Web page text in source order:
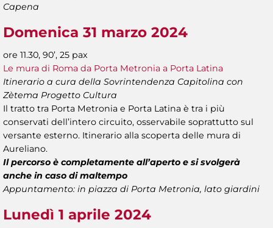
Capena
Domenica 31 marzo 2024
ore 11.30, 90’, 25 pax
Le mura di Roma da Porta Metronia a Porta Latina
Itinerario a cura della Sovrintendenza Capitolina con
Zètema Progetto Cultura
Il tratto tra Porta Metronia e Porta Latina è tra i più
conservati dell’intero circuito, osservabile soprattutto sul
versante esterno. Itinerario alla scoperta delle mura di
Aureliano.
Il percorso è completamente all’aperto e si svolgerà
anche in caso di maltempo
Appuntamento: in piazza di Porta Metronia, lato giardini
Lunedì 1 aprile 2024